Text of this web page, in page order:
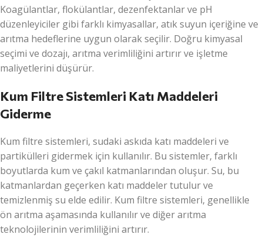
Koagülantlar, flokülantlar, dezenfektanlar ve pH
düzenleyiciler gibi farklı kimyasallar, atık suyun içeriğine ve
arıtma hedeflerine uygun olarak seçilir. Doğru kimyasal
seçimi ve dozajı, arıtma verimliliğini artırır ve işletme
maliyetlerini düşürür.
Kum Filtre Sistemleri Katı Maddeleri
Giderme
Kum filtre sistemleri, sudaki askıda katı maddeleri ve
partikülleri gidermek için kullanılır. Bu sistemler, farklı
boyutlarda kum ve çakıl katmanlarından oluşur. Su, bu
katmanlardan geçerken katı maddeler tutulur ve
temizlenmiş su elde edilir. Kum filtre sistemleri, genellikle
ön arıtma aşamasında kullanılır ve diğer arıtma
teknolojilerinin verimliliğini artırır.